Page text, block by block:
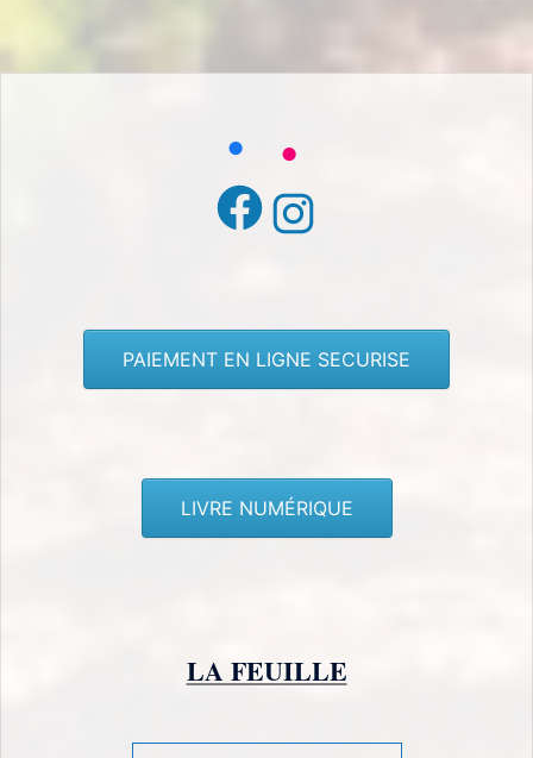
Facebook
Instagram
PAIEMENT EN LIGNE SECURISE
LIVRE NUMÉRIQUE
LA FEUILLE